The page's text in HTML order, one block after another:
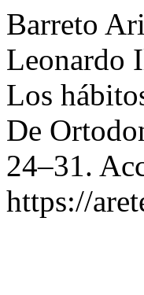
Barreto
Leonardo
Los
De
24–31.
https://